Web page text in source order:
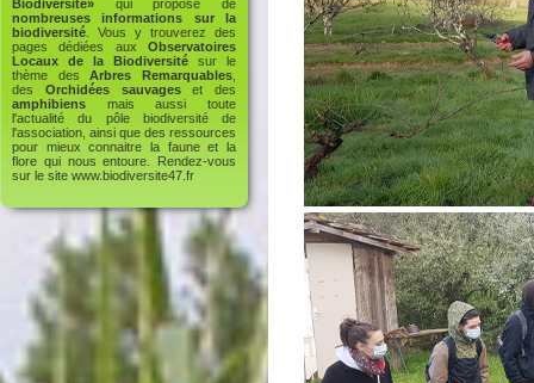
Biodiversité» qui propose de
nombreuses informations sur la
biodiversité . Vous y trouverez des
pages dédiées aux Observatoires
Locaux de la Biodiversité sur le
thème desArbres Remarquables
des Orchidées sauvageset des
amphibiens mais aussi toute
l'actualité du pôle biodiversité de
l'association, ainsi que des ressources
pour mieux connaitre la faune et la
flore qui nous entoure. Rendez-vous
sur le site www.biodiversite47.fr